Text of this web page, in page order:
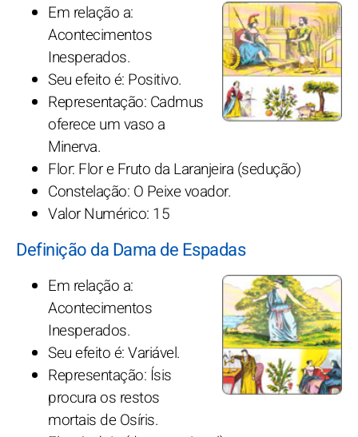
Em relação a:
Acontecimentos
Inesperados.
Seu efeito é: Positivo.
Representação: Cadmus
oferece um vaso a
Minerva.
Flor: Flor e Fruto da Laranjeira (sedução)
Constelação: O Peixe voador.
Valor Numérico: 15
Definição da Dama de Espadas
Em relação a:
Acontecimentos
Inesperados.
Seu efeito é: Variável.
Representação: Ísis
procura os restos
mortais de Osíris.